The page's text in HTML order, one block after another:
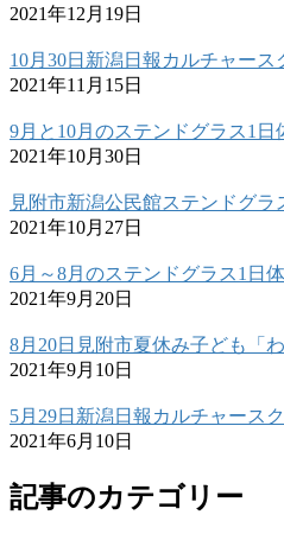
2021年12月19日
10月30日新潟日報カルチャー
2021年11月15日
9月と10月のステンドグラス1日
2021年10月30日
見附市新潟公民館ステンドグラ
2021年10月27日
6月～8月のステンドグラス1日
2021年9月20日
8月20日見附市夏休み子ども「
2021年9月10日
5月29日新潟日報カルチャース
2021年6月10日
記事のカテゴリー